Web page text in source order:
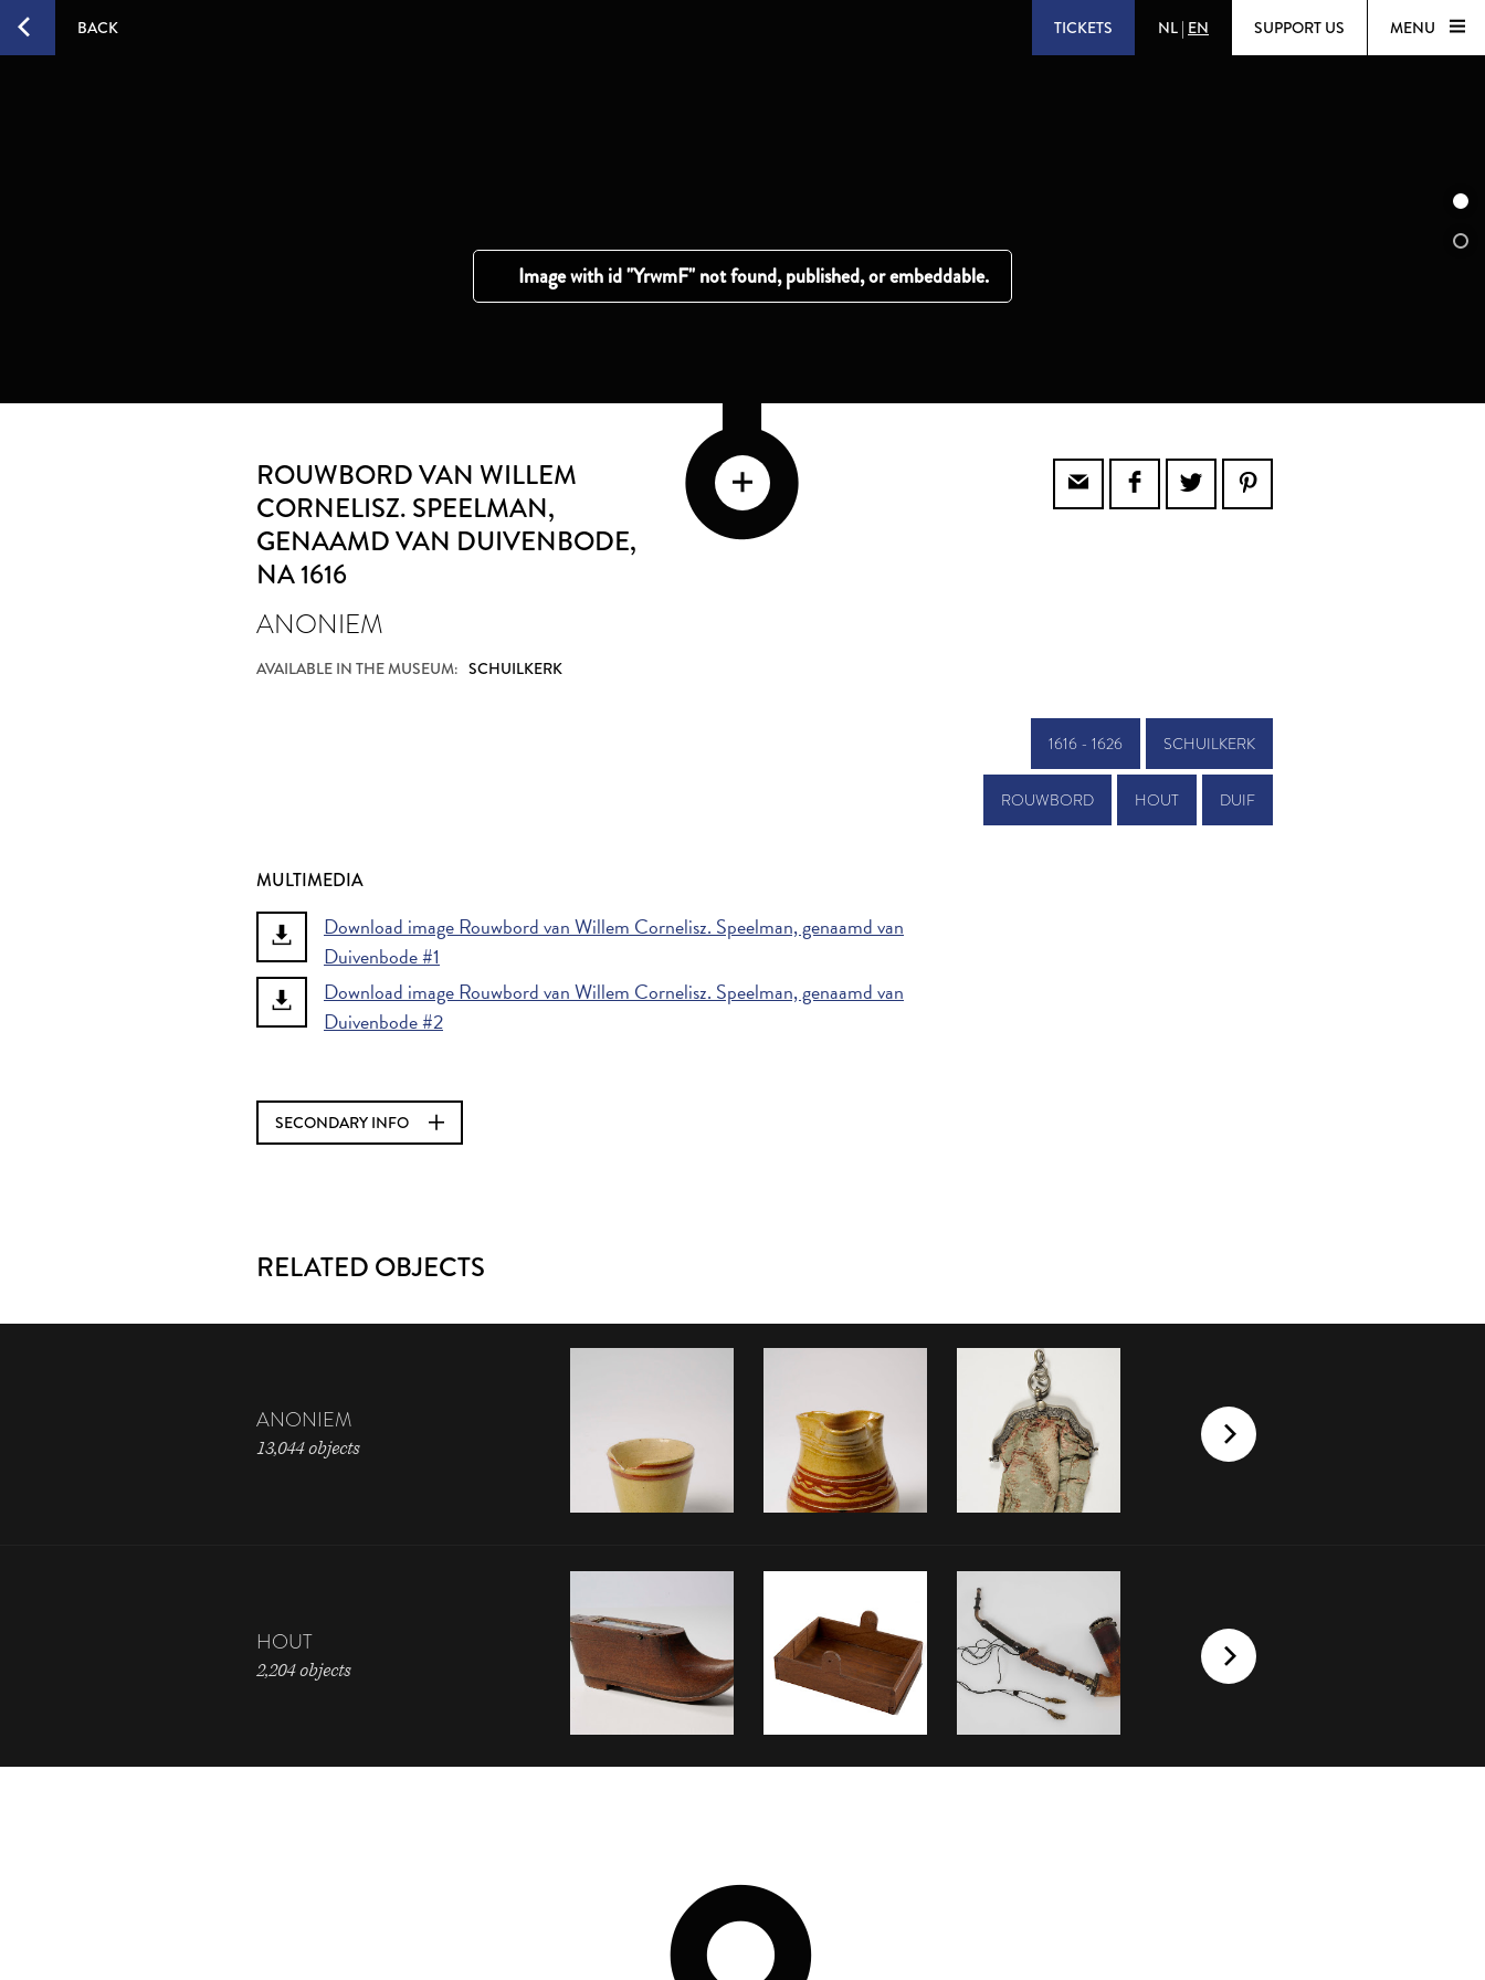
BACK TICKETS NL | EN SUPPORT US MENU
ROUWBORD VAN WILLEM
CORNELISZ. SPEELMAN,
GENAAMD VAN DUIVENBODE,
NA 1616
ANONIEM
AVAILABLE IN THE MUSEUM: SCHUILKERK
1616 - 1626 SCHUILKERK
ROUWBORD HOUT DUIF
MULTIMEDIA
Download image Rouwbord van Willem Cornelisz. Speelman, genaamd van
Duivenbode #1
Download image Rouwbord van Willem Cornelisz. Speelman, genaamd van
Duivenbode #2
SECONDARY INFO
RELATED OBJECTS
ANONIEM
13,044 objects
HOUT
2,204 objects